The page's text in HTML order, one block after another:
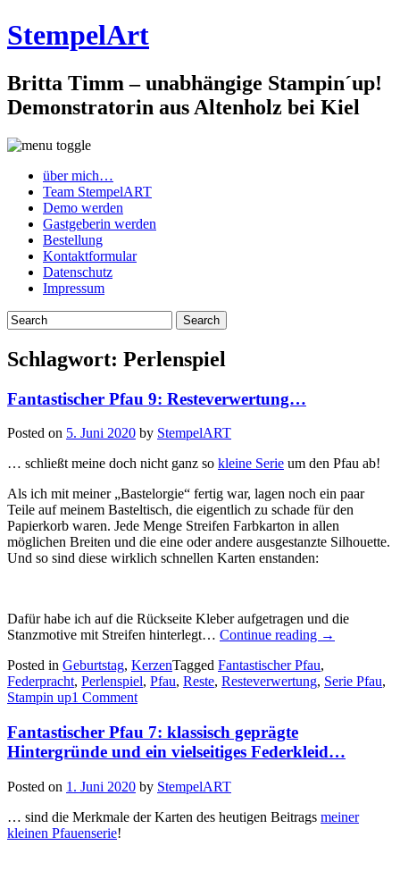
StempelArt
Britta Timm – unabhängige Stampin´up!
Demonstratorin aus Altenholz bei Kiel
über mich…
Team StempelART
Demo werden
Gastgeberin werden
Bestellung
Kontaktformular
Datenschutz
Impressum
Schlagwort: Perlenspiel
Fantastischer Pfau 9: Resteverwertung…
Posted on 5. Juni 2020 by StempelART
… schließt meine doch nicht ganz so kleine Serie um den Pfau ab!
Als ich mit meiner „Bastelorgie“ fertig war, lagen noch ein paar
Teile auf meinem Basteltisch, die eigentlich zu schade für den
Papierkorb waren. Jede Menge Streifen Farbkarton in allen
möglichen Breiten und die eine oder andere ausgestanzte Silhouette.
Und so sind diese wirklich schnellen Karten enstanden:
Dafür habe ich auf die Rückseite Kleber aufgetragen und die
Stanzmotive mit Streifen hinterlegt… Continue reading „Fantastischer
9:
→
Posted in Geburtstag, KerzenTagged Fantastischer Pfau,
Federpracht, Perlenspiel, Pfau, Reste, Resteverwertung, Serie Pfau,
Stampin up1 Comment
Fantastischer Pfau 7: klassisch geprägte
Hintergründe und ein vielseitiges Federkleid…
Posted on 1. Juni 2020 by StempelART
… sind die Merkmale der Karten des heutigen Beitrags meiner
kleinen Pfauenserie!